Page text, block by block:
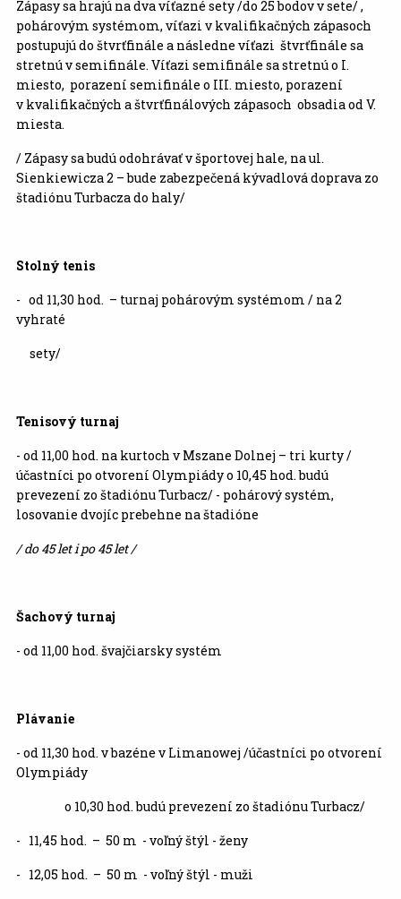
Zápasy sa hrajú na dva víťazné sety /do 25 bodov v sete/ ,
pohárovým systémom, víťazi v kvalifikačných zápasoch
postupujú do štvrťfinále a následne víťazi štvrťfinále sa
stretnú v semifinále. Víťazi semifinále sa stretnú o I.
miesto, porazení semifinále o III. miesto, porazení
v kvalifikačných a štvrťfinálových zápasoch obsadia od V.
miesta.
/ Zápasy sa budú odohrávať v športovej hale, na ul.
Sienkiewicza 2 – bude zabezpečená kývadlová doprava zo
štadiónu Turbacza do haly/
Stolný tenis
- od 11,30 hod. – turnaj pohárovým systémom / na 2
vyhraté
sety/
Tenisový turnaj
- od 11,00 hod. na kurtoch v Mszane Dolnej – tri kurty /
účastníci po otvorení Olympiády o 10,45 hod. budú
prevezení zo štadiónu Turbacz/ - pohárový systém,
losovanie dvojíc prebehne na štadióne
/ do 45 let i po 45 let /
Šachový turnaj
- od 11,00 hod. švajčiarsky systém
Plávanie
- od 11,30 hod. v bazéne v Limanowej /účastníci po otvorení
Olympiády
o 10,30 hod. budú prevezení zo štadiónu Turbacz/
- 11,45 hod. – 50 m - voľný štýl - ženy
- 12,05 hod. – 50 m - voľný štýl - muži